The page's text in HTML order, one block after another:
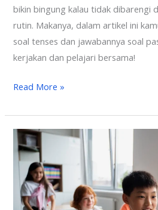
bikin bingung kalau tidak dibarengi
rutin. Makanya, dalam artikel ini
soal tenses dan jawabannya soal
kerjakan dan pelajari bersama!
Read More »
100
Vocabulary
Tentang
Sekolah
yang